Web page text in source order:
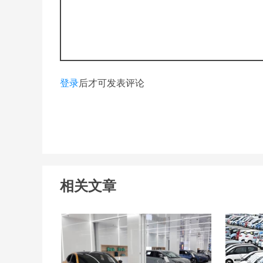
登录后才可发表评论
相关文章